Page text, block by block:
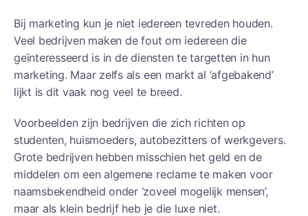
Bij marketing kun je niet iedereen tevreden houden.
Veel bedrijven maken de fout om iedereen die
geïnteresseerd is in de diensten te targetten in hun
marketing. Maar zelfs als een markt al ‘afgebakend’
lijkt is dit vaak nog veel te breed.
Voorbeelden zijn bedrijven die zich richten op
studenten, huismoeders, autobezitters of werkgevers.
Grote bedrijven hebben misschien het geld en de
middelen om een algemene reclame te maken voor
naamsbekendheid onder ‘zoveel mogelijk mensen’,
maar als klein bedrijf heb je die luxe niet.